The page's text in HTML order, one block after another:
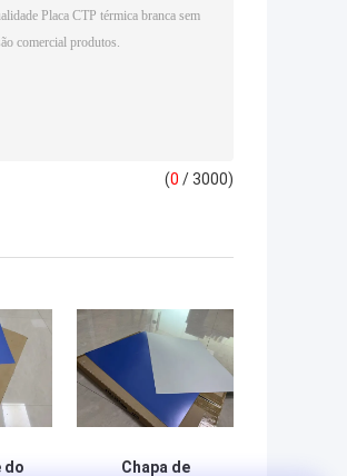
(0 / 3000)
do Chapa de